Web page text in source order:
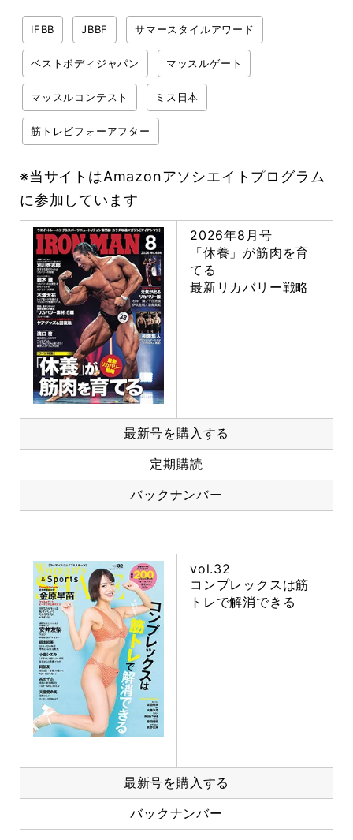
IFBB JBBF サマースタイルアワード
ベストボディジャパン マッスルゲート
マッスルコンテスト ミス日本
筋トレビフォーアフター
※当サイトはAmazonアソシエイトプログラム
に参加しています
2026年8月号
「休養」が筋肉を育
てる
最新リカバリー戦略
最新号を購入する
定期購読
バックナンバー
vol.32
コンプレックスは筋
トレで解消できる
最新号を購入する
バックナンバー